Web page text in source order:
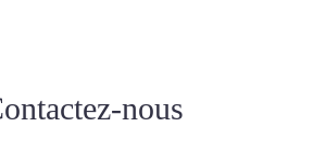
nous